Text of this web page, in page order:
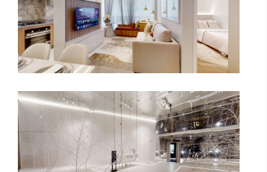
Stand Cyrela Moema By Yoo
Gracia Morumbi - 2 dormitórios (1
suíte) - 56m² - Marques Construtora